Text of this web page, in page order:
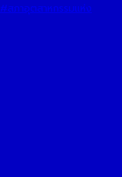
#สภาอุตสาหกรรมแห่ง